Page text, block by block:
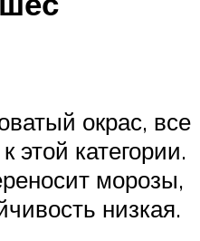
окрас, все
этой категории.
морозы,
низкая.